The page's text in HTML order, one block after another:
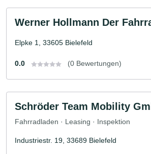
Werner Hollmann Der
Elpke 1, 33605 Bielefeld
0.0 (0 Bewertungen)
Schröder Team Mobility
Fahrradladen · Leasing · Inspektion
Industriestr. 19, 33689 Bielefeld